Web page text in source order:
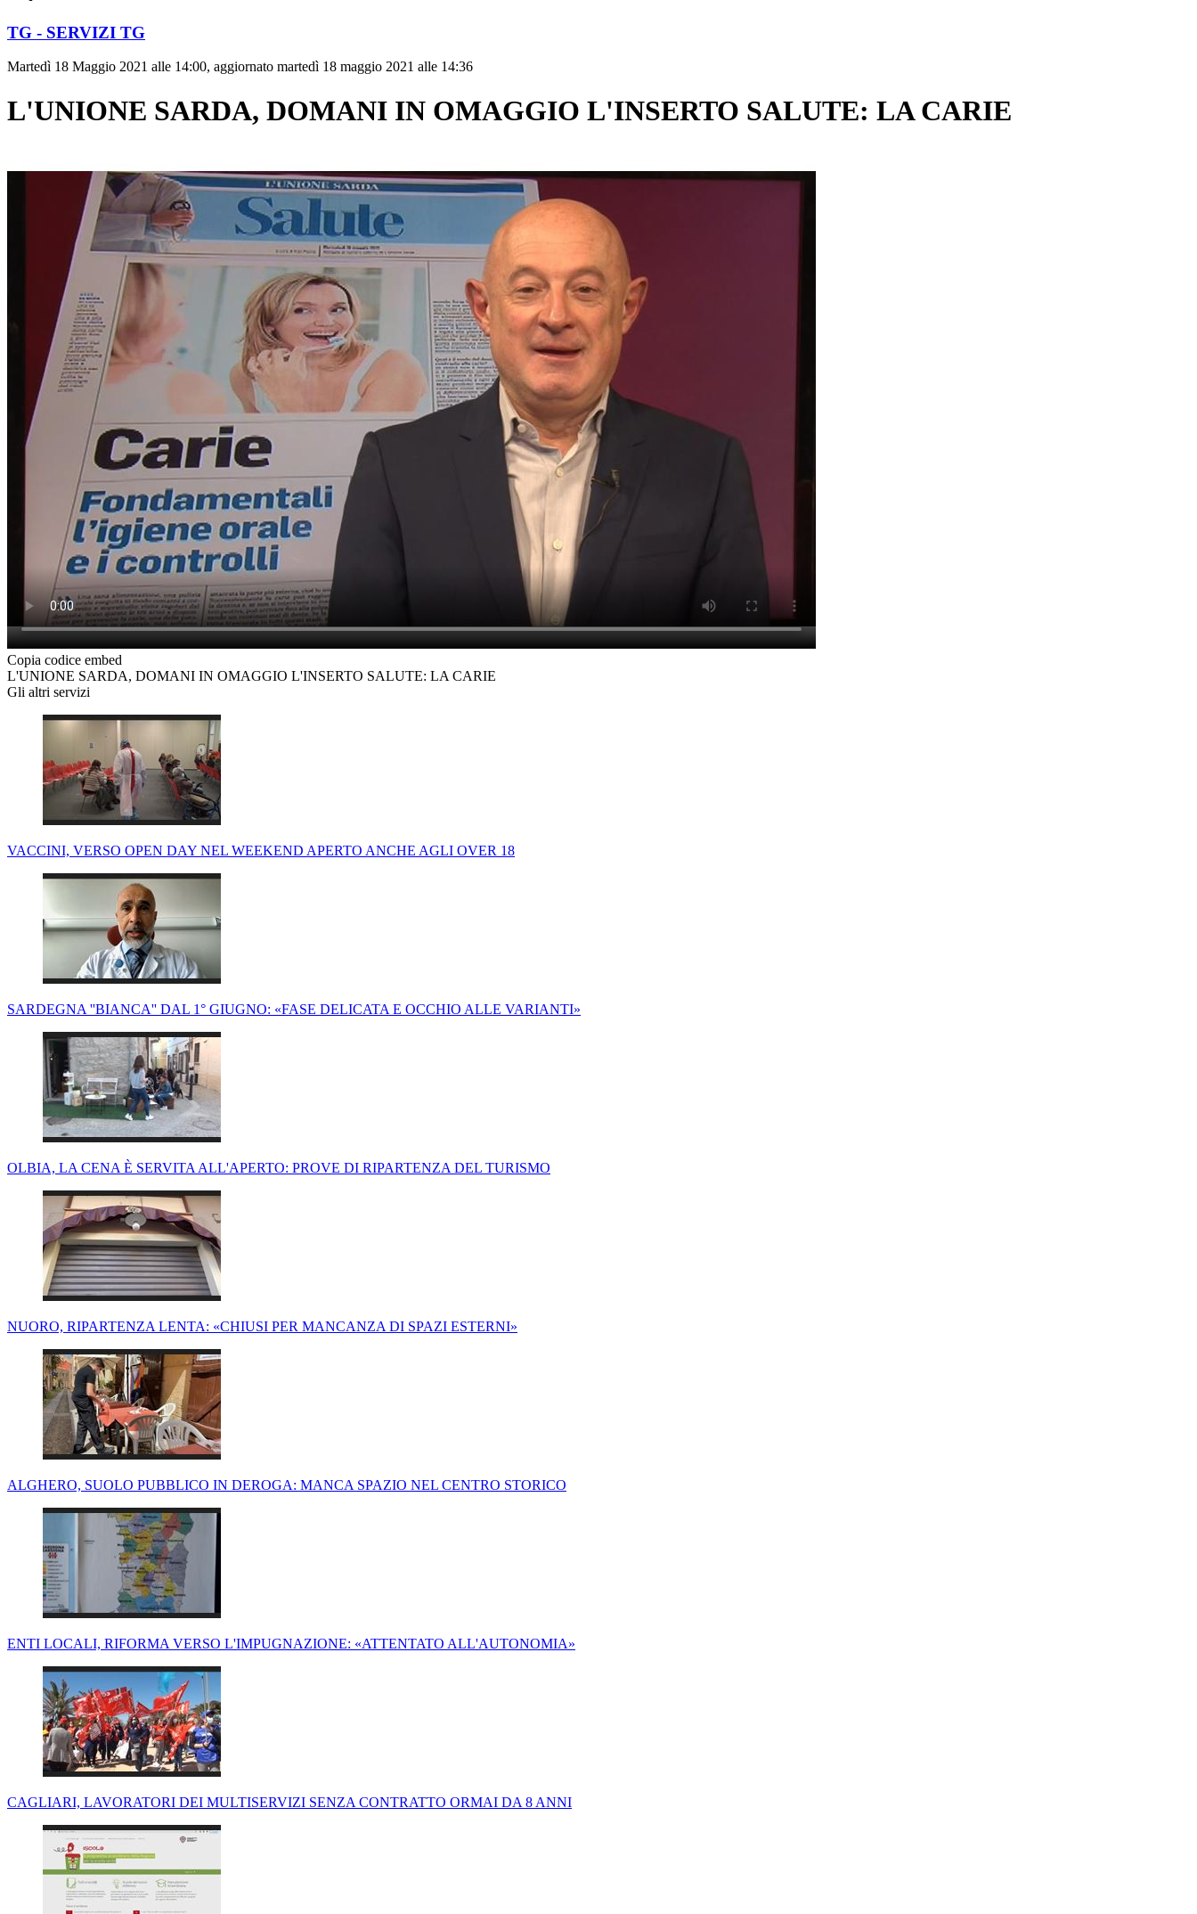
TG - SERVIZI TG
Martedì 18 Maggio 2021 alle 14:00, aggiornato martedì 18 maggio 2021 alle 14:36
L'UNIONE SARDA, DOMANI IN OMAGGIO L'INSERTO SALUTE: LA CARIE
Copia codice embed
L'UNIONE SARDA, DOMANI IN OMAGGIO L'INSERTO SALUTE: LA CARIE
Gli altri servizi
VACCINI, VERSO OPEN DAY NEL WEEKEND APERTO ANCHE AGLI OVER 18
SARDEGNA ''BIANCA'' DAL 1° GIUGNO: «FASE DELICATA E OCCHIO ALLE VARIANTI»
OLBIA, LA CENA È SERVITA ALL'APERTO: PROVE DI RIPARTENZA DEL TURISMO
NUORO, RIPARTENZA LENTA: «CHIUSI PER MANCANZA DI SPAZI ESTERNI»
ALGHERO, SUOLO PUBBLICO IN DEROGA: MANCA SPAZIO NEL CENTRO STORICO
ENTI LOCALI, RIFORMA VERSO L'IMPUGNAZIONE: «ATTENTATO ALL'AUTONOMIA»
CAGLIARI, LAVORATORI DEI MULTISERVIZI SENZA CONTRATTO ORMAI DA 8 ANNI